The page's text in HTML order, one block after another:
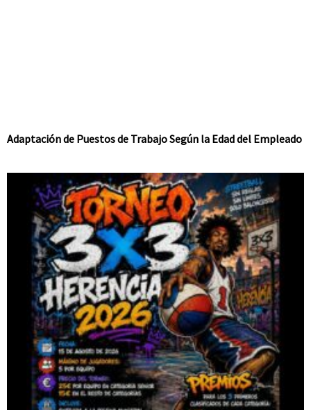
Adaptación de Puestos de Trabajo Según la Edad del Empleado